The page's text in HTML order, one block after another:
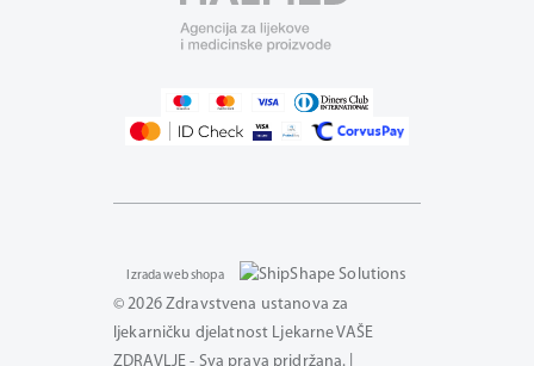
© 2026 Zdravstvena ustanova za
ljekarničku djelatnost Ljekarne VAŠE
ZDRAVLJE - Sva prava pridržana. |
Izrada web shopa